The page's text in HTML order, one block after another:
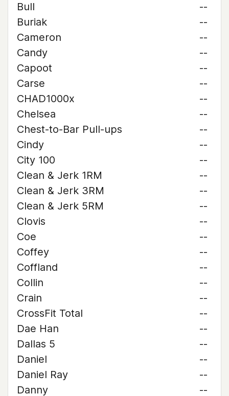
Bull
--
Buriak
--
Cameron
--
Candy
--
Capoot
--
Carse
--
CHAD1000x
--
Chelsea
--
Chest-to-Bar Pull-ups
--
Cindy
--
City 100
--
Clean & Jerk 1RM
--
Clean & Jerk 3RM
--
Clean & Jerk 5RM
--
Clovis
--
Coe
--
Coffey
--
Coffland
--
Collin
--
Crain
--
CrossFit Total
--
Dae Han
--
Dallas 5
--
Daniel
--
Daniel Ray
--
Danny
--